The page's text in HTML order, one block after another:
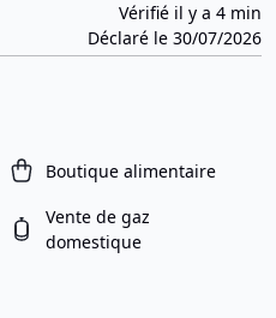
Vérifié il y a 4 min
Déclaré le 30/07/2026
Boutique alimentaire
Vente de gaz
domestique